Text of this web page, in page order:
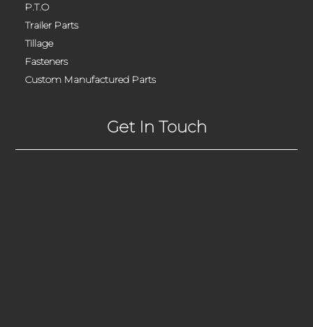
P.T.O
Trailer Parts
Tillage
Fasteners
Custom Manufactured Parts
Get In Touch